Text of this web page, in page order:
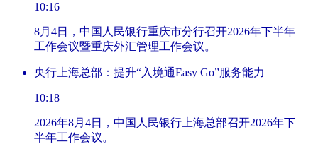
10:16
8月4日，中国人民银行重庆市分行召开2026年下半年
工作会议暨重庆外汇管理工作会议。
央行上海总部：提升“入境通Easy Go”服务能力
10:18
2026年8月4日，中国人民银行上海总部召开2026年下
半年工作会议。